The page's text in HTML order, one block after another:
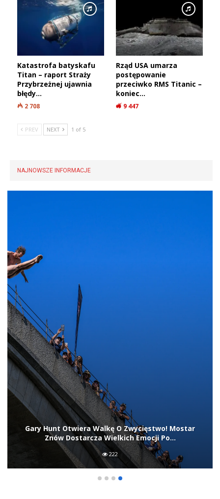
Katastrofa batyskafu
Titan – raport Straży
Przybrzeżnej ujawnia
błędy…
2 708
Rząd USA umarza
postępowanie
przeciwko RMS Titanic –
koniec…
9 447
PREV NEXT 1 of 5
NAJNOWSZE INFORMACJE
Ukryte Ogrody Alaski. To Nie Głębokość Decyduje O
Życiu W Głębinach
2 007